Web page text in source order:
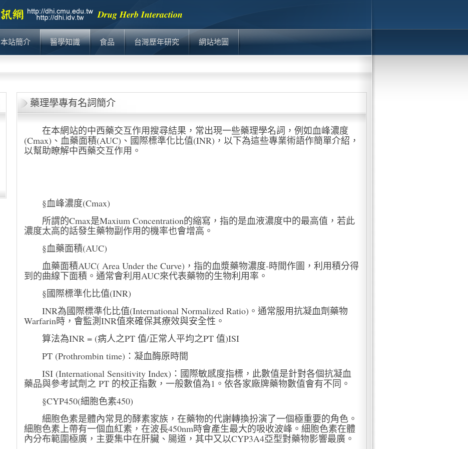
本站簡介 醫學知識 食品 台灣歷年研究 網站地圖
藥理學專有名詞簡介
在本網站的中西藥交互作用搜尋結果，常出現一些藥理學名詞，例如血峰濃度
(Cmax)、血藥面積(AUC)、國際標準化比值(INR)，以下為這些專業術語作簡單介紹，
以幫助瞭解中西藥交互作用。
§血峰濃度(Cmax)
所謂的Cmax是Maxium Concentration的縮寫，指的是血液濃度中的最高值，若此
濃度太高的話發生藥物副作用的機率也會增高。
§血藥面積(AUC)
血藥面積AUC( Area Under the Curve)，指的血漿藥物濃度-時間作圖，利用積分得
到的曲線下面積。通常會利用AUC來代表藥物的生物利用率。
§國際標準化比值(INR)
INR為國際標準化比值(International Normalized Ratio)。通常服用抗凝血劑藥物
Warfarin時，會監測INR值來確保其療效與安全性。
算法為INR = (病人之PT 值/正常人平均之PT 值)ISI
PT (Prothrombin time)：凝血酶原時間
ISI (International Sensitivity Index)：國際敏感度指標，此數值是針對各個抗凝血
藥品與參考試劑之 PT 的校正指數，一般數值為1。依各家廠牌藥物數值會有不同。
§CYP450(細胞色素450)
細胞色素是體內常見的酵素家族，在藥物的代謝轉換扮演了一個極重要的角色。
細胞色素上帶有一個血紅素，在波長450nm時會產生最大的吸收波峰。細胞色素在體
內分布範圍極廣，主要集中在肝臟、腸道，其中又以CYP3A4亞型對藥物影響最廣。